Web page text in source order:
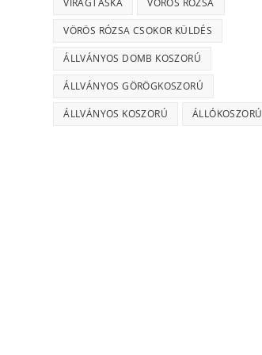
VIRÁGTÁSKA VÖRÖS RÓZSA
VÖRÖS RÓZSA CSOKOR KÜLDÉS
ÁLLVÁNYOS DOMB KOSZORÚ
ÁLLVÁNYOS GÖRÖGKOSZORÚ
ÁLLVÁNYOS KOSZORÚ ÁLLÓKOSZORÚ